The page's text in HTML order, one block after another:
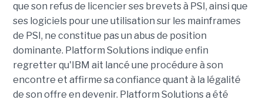
que son refus de licencier ses brevets à PSI, ainsi que
ses logiciels pour une utilisation sur les mainframes
de PSI, ne constitue pas un abus de position
dominante. Platform Solutions indique enfin
regretter qu'IBM ait lancé une procédure à son
encontre et affirme sa confiance quant à la légalité
de son offre en devenir. Platform Solutions a été